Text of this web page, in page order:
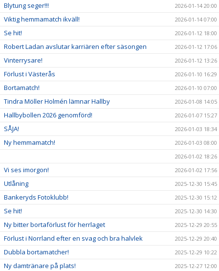
Blytung seger!!! 2026-01-14 20:00
Viktig hemmamatch ikväll! 2026-01-14 07:00
Se hit! 2026-01-12 18:00
Robert Ladan avslutar karriären efter säsongen 2026-01-12 17:06
Vinterrysare! 2026-01-12 13:26
Förlust i Västerås 2026-01-10 16:29
Bortamatch! 2026-01-10 07:00
Tindra Möller Holmén lämnar Hallby 2026-01-08 14:05
Hallbybollen 2026 genomförd! 2026-01-07 15:27
SÅJA! 2026-01-03 18:34
Ny hemmamatch!
2026-01-03 08:00
2026-01-02 18:26
Vi ses imorgon! 2026-01-02 17:56
Utlåning 2025-12-30 15:45
Bankeryds Fotoklubb! 2025-12-30 15:12
Se hit! 2025-12-30 14:30
Ny bitter bortaförlust för herrlaget 2025-12-29 20:55
Förlust i Norrland efter en svag och bra halvlek 2025-12-29 20:40
Dubbla bortamatcher! 2025-12-29 10:22
Ny damtränare på plats! 2025-12-27 12:00